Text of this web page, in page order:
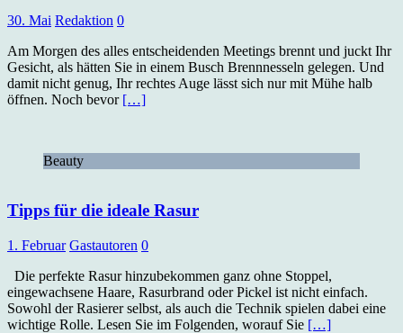
30. Mai Redaktion 0
Am Morgen des alles entscheidenden Meetings brennt und juckt Ihr
Gesicht, als hätten Sie in einem Busch Brennnesseln gelegen. Und
damit nicht genug, Ihr rechtes Auge lässt sich nur mit Mühe halb
öffnen. Noch bevor […]
Beauty
Tipps für die ideale Rasur
1. Februar Gastautoren 0
Die perfekte Rasur hinzubekommen ganz ohne Stoppel,
eingewachsene Haare, Rasurbrand oder Pickel ist nicht einfach.
Sowohl der Rasierer selbst, als auch die Technik spielen dabei eine
wichtige Rolle. Lesen Sie im Folgenden, worauf Sie […]